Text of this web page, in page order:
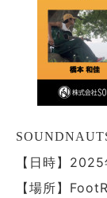
【日時】
【場所】